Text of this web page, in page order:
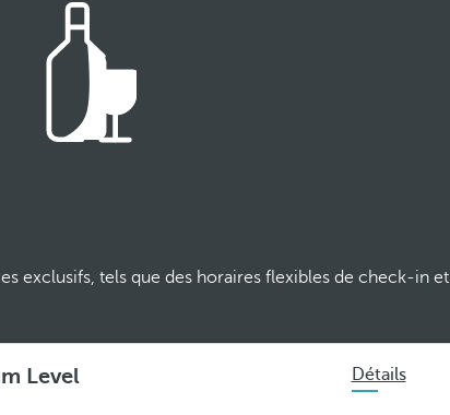
exclusifs, tels que des horaires flexibles de check-in
Level Détails